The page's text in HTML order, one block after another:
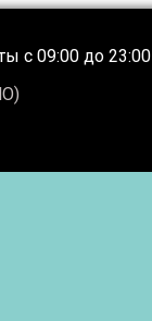
с 09:00 до 23:00